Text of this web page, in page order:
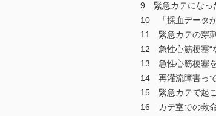
9 緊急カテになっ
10 「採血データ
11 緊急カテの穿
12 急性心筋梗塞“
13 急性心筋梗塞
14 再灌流障害っ
15 緊急カテで起こ
16 カテ室での救